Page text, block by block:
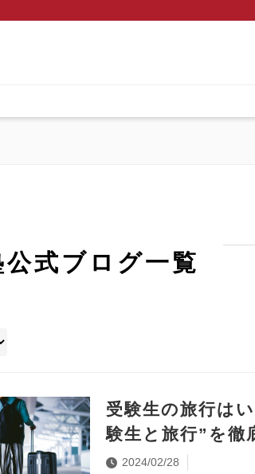
公式ブログ一覧
受験生の旅行は
験生と旅行”を徹
2024/02/28